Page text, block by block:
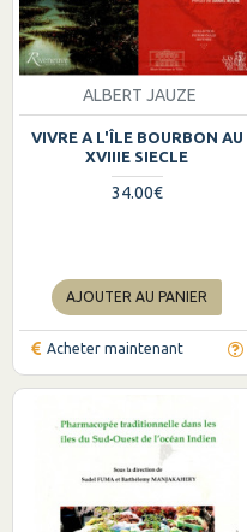
ALBERT JAUZE
VIVRE A L'ÎLE BOURBON AU
XVIIIE SIECLE
34.00€
AJOUTER AU PANIER
Acheter maintenant